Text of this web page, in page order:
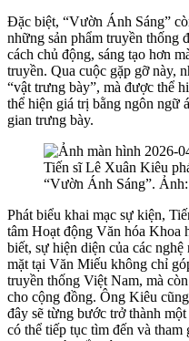
Đặc biệt, “Vườn Ánh Sáng”
những sản phẩm truyền thống
cách chủ động, sáng tạo hơn
truyền. Qua cuộc gặp gỡ này,
“vật trưng bày”, mà được thể
thể hiện giá trị bằng ngôn ngữ
gian trưng bày.
Tiến sĩ Lê Xuân Kiêu
“Vườn Ánh Sáng”.
Phát biểu khai mạc sự kiện,
tâm Hoạt động Văn hóa
biết, sự hiện diện của các
mặt tại Văn Miếu không chỉ
truyền thống Việt Nam, mà
cho cộng đồng. Ông Kiêu
đây sẽ từng bước trở thành
có thể tiếp tục tìm đến và